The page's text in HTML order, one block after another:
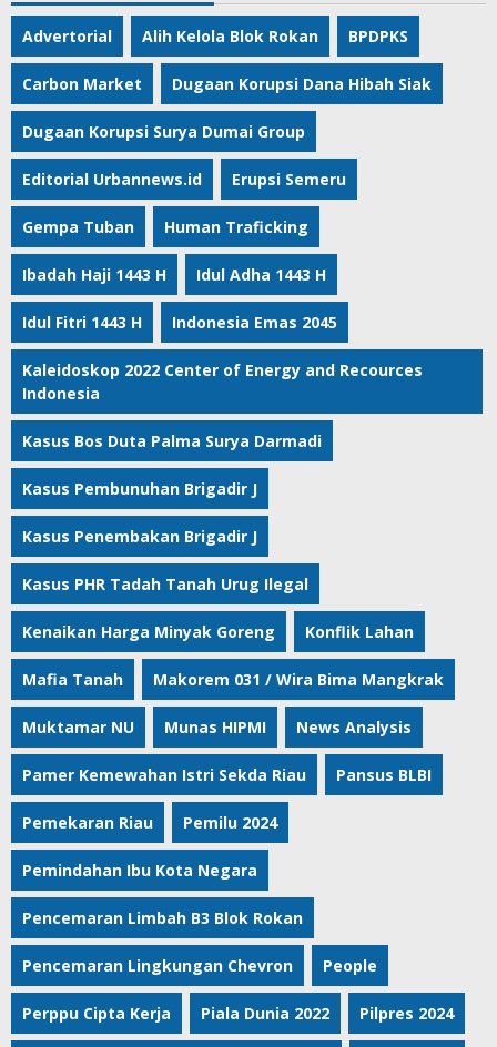
Advertorial Alih Kelola Blok Rokan BPDPKS
Carbon Market Dugaan Korupsi Dana Hibah Siak
Dugaan Korupsi Surya Dumai Group
Editorial Urbannews.id Erupsi Semeru
Gempa Tuban Human Traficking
Ibadah Haji 1443 H Idul Adha 1443 H
Idul Fitri 1443 H Indonesia Emas 2045
Kaleidoskop 2022 Center of Energy and Recources
Indonesia
Kasus Bos Duta Palma Surya Darmadi
Kasus Pembunuhan Brigadir J
Kasus Penembakan Brigadir J
Kasus PHR Tadah Tanah Urug Ilegal
Kenaikan Harga Minyak Goreng Konflik Lahan
Mafia Tanah Makorem 031 / Wira Bima Mangkrak
Muktamar NU Munas HIPMI News Analysis
Pamer Kemewahan Istri Sekda Riau Pansus BLBI
Pemekaran Riau Pemilu 2024
Pemindahan Ibu Kota Negara
Pencemaran Limbah B3 Blok Rokan
Pencemaran Lingkungan Chevron People
Perppu Cipta Kerja Piala Dunia 2022 Pilpres 2024